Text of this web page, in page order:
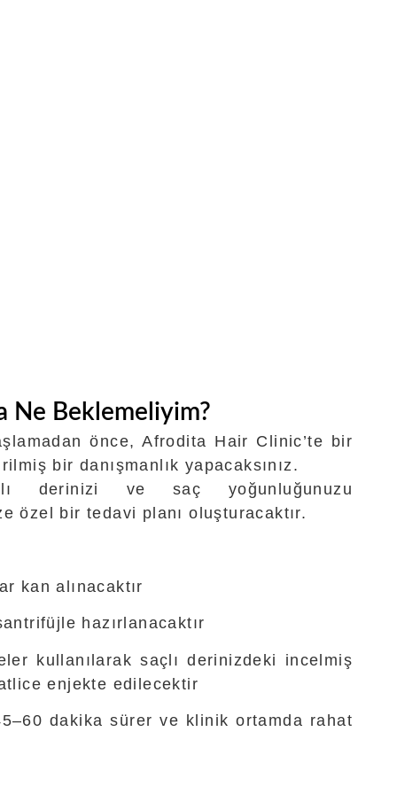
Ne Beklemeliyim?
önce, Afrodita Hair Clinic’te bir
bir danışmanlık yapacaksınız.
derinizi ve saç yoğunluğunuzu
özel bir tedavi planı oluşturacaktır.
kan alınacaktır
hazırlanacaktır
kullanılarak saçlı derinizdeki incelmiş
enjekte edilecektir
dakika sürer ve klinik ortamda rahat